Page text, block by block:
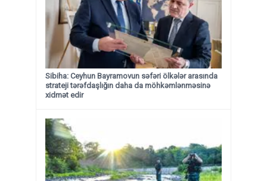
Sibiha: Ceyhun Bayramovun səfəri ölkələr arasında
strateji tərəfdaşlığın daha da möhkəmlənməsinə
xidmət edir